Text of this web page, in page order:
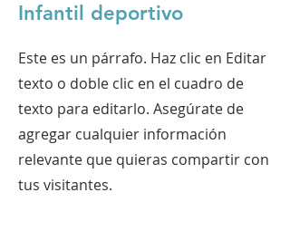
Infantil deportivo
Este es un párrafo. Haz clic en Editar
texto o doble clic en el cuadro de
texto para editarlo. Asegúrate de
agregar cualquier información
relevante que quieras compartir con
tus visitantes.